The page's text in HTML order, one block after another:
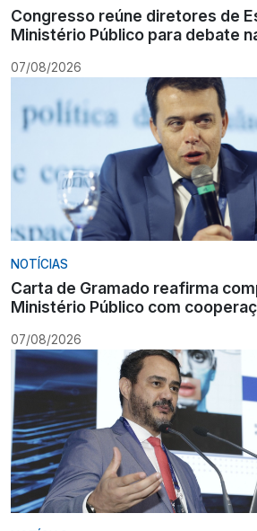
Congresso reúne diretores de
Ministério Público para debate
07/08/2026
NOTÍCIAS
Carta de Gramado reafirma
Ministério Público com
07/08/2026